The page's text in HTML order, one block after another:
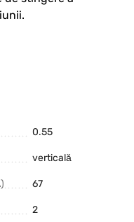
0.55
verticală
67
2